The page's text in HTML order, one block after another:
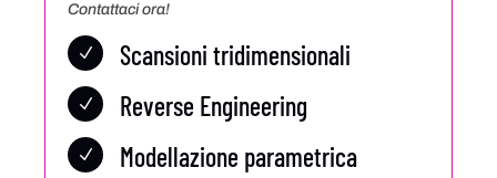
Contattaci ora!
N Scansioni tridimensionali
N Reverse Engineering
N Modellazione parametrica